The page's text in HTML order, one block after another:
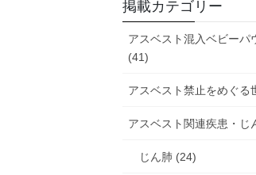
掲載カテゴリー
アスベスト混入ベビーパ
(41)
アスベスト禁止をめぐる
アスベスト関連疾患・じ
じん肺 (24)